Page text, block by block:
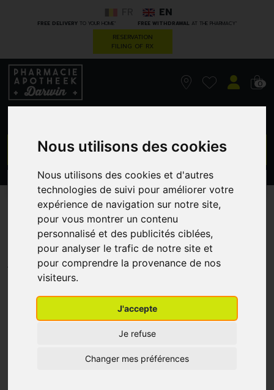
Nous utilisons des cookies
Nous utilisons des cookies et d'autres
technologies de suivi pour améliorer votre
expérience de navigation sur notre site,
pour vous montrer un contenu
personnalisé et des publicités ciblées,
pour analyser le trafic de notre site et
pour comprendre la provenance de nos
visiteurs.
J'accepte
Je refuse
Changer mes préférences
FREE DELIVERYTO YOUR HOME* FREE WITHDRAWAL AT THE PHARMACY*
EN
RESERVATION
FILING OF RX
0
CATEGORIES PROMOS
Korres kh huile argan col.
h.perf.ash lig.bl. 8.1
GREENDOCK
-10%*